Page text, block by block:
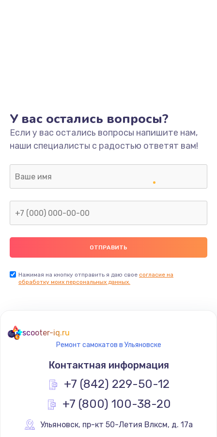
У вас остались вопросы?
Если у вас остались вопросы напишите нам,
наши специалисты с радостью ответят вам!
Нажимая на кнопку отправить я даю свое согласие на
обработку моих персональных данных.
scooter-iq.ru
Ремонт самокатов в Ульяновске
Контактная информация
+7 (842) 229-50-12
+7 (800) 100-38-20
Ульяновск, пр-кт 50-Летия Влксм, д. 17а